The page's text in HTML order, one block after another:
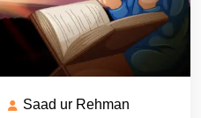
October
Saad ur Rehman